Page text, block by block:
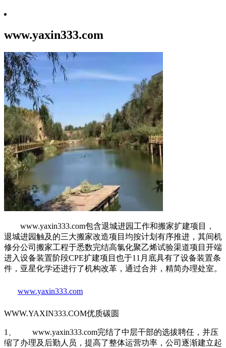
www.yaxin333.com
www.yaxin333.com包含退城进园工作和搬家扩建项目，
退城进园触及的三大搬家改造项目均按计划有序推进，其间机
修分公司搬家工程于悉数完结高氯化聚乙烯试验渠道项目开端
进入设备装置阶段CPE扩建项目也于11月底具有了设备装置条
件，亚星化学还进行了机构改革，通过合并，精简办理处室。
www.yaxin333.com
WWW.YAXIN333.COM优质碳圆
1、 www.yaxin333.com完结了中层干部的选拔聘任，并压
缩了办理及后勤人员，提高了整体运营功率，公司逐渐建立起